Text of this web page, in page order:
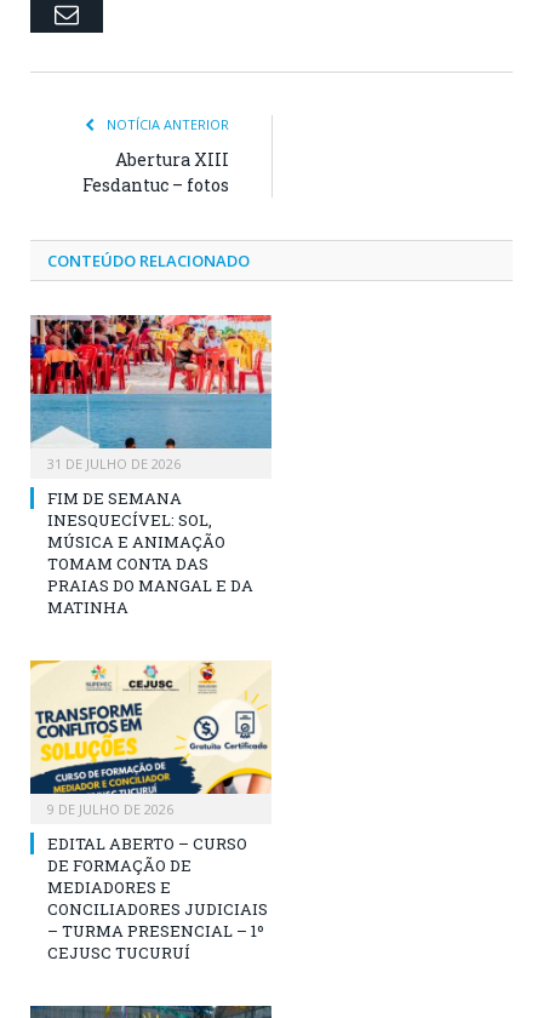
Email
NOTÍCIA ANTERIOR
Abertura XIII
Fesdantuc – fotos
CONTEÚDO RELACIONADO
31 DE JULHO DE 2026
FIM DE SEMANA
INESQUECÍVEL: SOL,
MÚSICA E ANIMAÇÃO
TOMAM CONTA DAS
PRAIAS DO MANGAL E DA
MATINHA
9 DE JULHO DE 2026
EDITAL ABERTO – CURSO
DE FORMAÇÃO DE
MEDIADORES E
CONCILIADORES JUDICIAIS
– TURMA PRESENCIAL – 1º
CEJUSC TUCURUÍ